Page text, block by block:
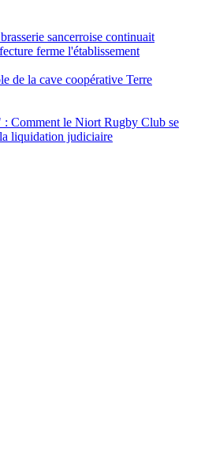
sancerroise continuait
ferme l'établissement
de la cave coopérative Terre
: Comment le Niort Rugby Club se
liquidation judiciaire